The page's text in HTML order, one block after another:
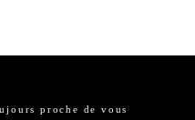
proche de vous